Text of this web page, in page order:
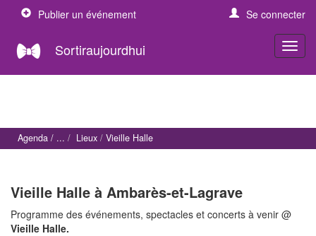
Publier un événement Se connecter
Sortiraujourdhui
Agenda Lieux Vieille Halle
Vieille Halle à Ambarès-et-Lagrave
Programme des événements, spectacles et concerts à venir @
Vieille Halle.